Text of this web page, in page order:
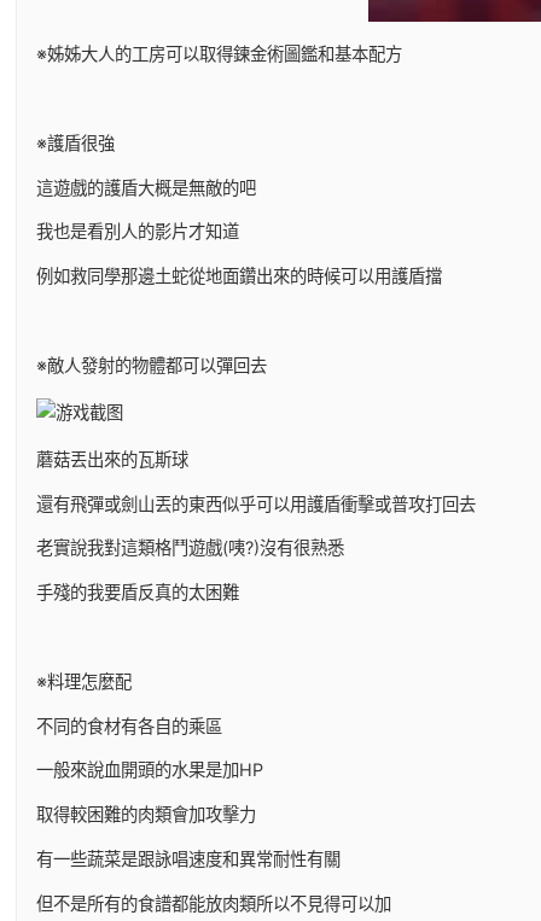
※姊姊大人的工房可以取得鍊金術圖鑑和基本配方
※護盾很強
這遊戲的護盾大概是無敵的吧
我也是看別人的影片才知道
例如救同學那邊土蛇從地面鑽出來的時候可以用護盾擋
※敵人發射的物體都可以彈回去
蘑菇丟出來的瓦斯球
還有飛彈或劍山丟的東西似乎可以用護盾衝擊或普攻打回去
老實說我對這類格鬥遊戲(咦?)沒有很熟悉
手殘的我要盾反真的太困難
※料理怎麼配
不同的食材有各自的乘區
一般來說血開頭的水果是加HP
取得較困難的肉類會加攻擊力
有一些蔬菜是跟詠唱速度和異常耐性有關
但不是所有的食譜都能放肉類所以不見得可以加